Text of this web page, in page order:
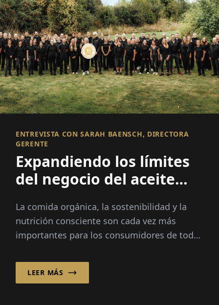
ENTREVISTA CON SARAH BAENSCH, DIRECTORA
GERENTE
Expandiendo los límites
del negocio del aceite
La comida orgánica, la sostenibilidad y la
nutrición consciente son cada vez más
importantes para los consumidores de todo
GmbH ha combinado la artesanía tradicional
con la experiencia orgánica, ofreciendo una
LEER MÁS